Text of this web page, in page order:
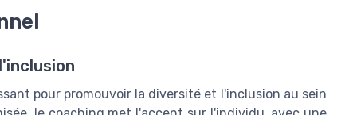
pour promouvoir la diversité et l'inclusion au sein